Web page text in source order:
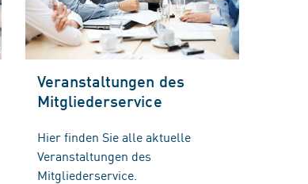
Veranstaltungen des
Mitgliederservice
Hier finden Sie alle aktuelle
Veranstaltungen des
Mitgliederservice.